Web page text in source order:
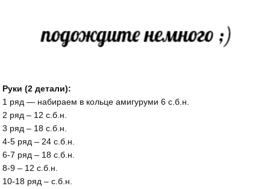
Руки (2 детали):
1 ряд — набираем в кольце амигуруми 6 с.б.н.
2 ряд – 12 с.б.н.
3 ряд – 18 с.б.н.
4-5 ряд – 24 с.б.н.
6-7 ряд – 18 с.б.н.
8-9 – 12 с.б.н.
10-18 ряд – с.б.н.